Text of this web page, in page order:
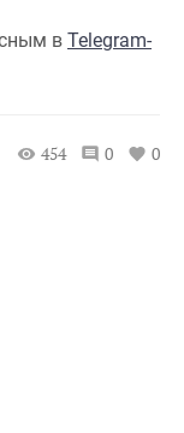
в Telegram-
454 0 0